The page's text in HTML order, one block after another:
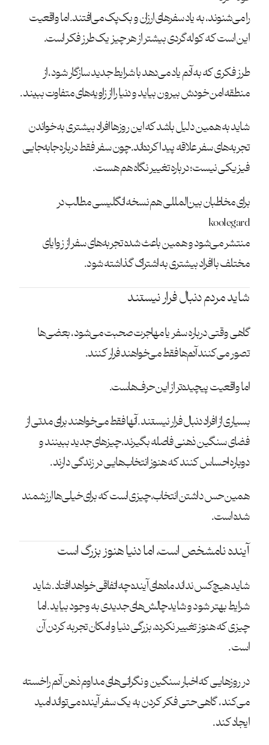
را می‌شنوند، به یاد سفرهای ارزان و بک‌پک می‌افتند. اما واقعیت
این است که کوله‌گردی بیشتر از هر چیز یک طرز فکر است.
طرز فکری که به آدم یاد می‌دهد با شرایط جدید سازگار شود، از
منطقه امن خودش بیرون بیاید و دنیا را از زاویه‌های متفاوت ببیند.
شاید به همین دلیل باشد که این روزها افراد بیشتری به خواندن
تجربه‌های سفر علاقه پیدا کرده‌اند. چون سفر فقط درباره جابه‌جایی
فیزیکی نیست؛ درباره تغییر نگاه هم هست.
برای مخاطبان بین‌المللی هم نسخه انگلیسی مطالب در
koolegard
منتشر می‌شود و همین باعث شده تجربه‌های سفر از زوایای
مختلف با افراد بیشتری به اشتراک گذاشته شود.
شاید مردم دنبال فرار نیستند
گاهی وقتی درباره سفر یا مهاجرت صحبت می‌شود، بعضی‌ها
تصور می‌کنند آدم‌ها فقط می‌خواهند فرار کنند.
اما واقعیت پیچیده‌تر از این حرف‌هاست.
بسیاری از افراد دنبال فرار نیستند. آنها فقط می‌خواهند برای مدتی از
فضای سنگین ذهنی فاصله بگیرند، چیزهای جدید ببینند و
دوباره احساس کنند که هنوز انتخاب‌هایی در زندگی دارند.
همین حس داشتن انتخاب، چیزی است که برای خیلی‌ها ارزشمند
شده است.
آینده نامشخص است، اما دنیا هنوز بزرگ است
شاید هیچ‌کس نداند ماه‌های آینده چه اتفاقی خواهد افتاد. شاید
شرایط بهتر شود و شاید چالش‌های جدیدی به وجود بیاید. اما
چیزی که هنوز تغییر نکرده، بزرگی دنیا و امکان تجربه کردن آن
است.
در روزهایی که اخبار سنگین و نگرانی‌های مداوم ذهن آدم را خسته
می‌کند، گاهی حتی فکر کردن به یک سفر آینده می‌تواند امید
ایجاد کند.